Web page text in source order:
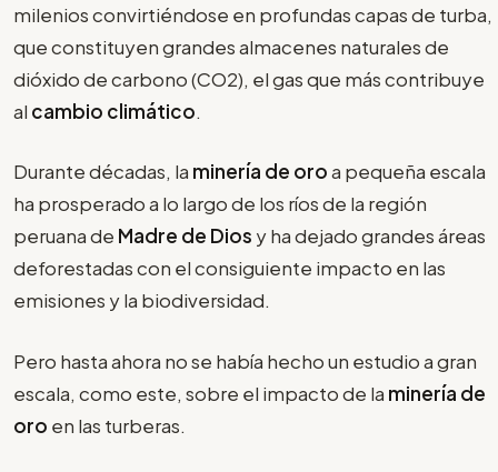
milenios convirtiéndose en profundas capas de turba,
que constituyen grandes almacenes naturales de
dióxido de carbono (CO2), el gas que más contribuye
al cambio climático.
Durante décadas, la minería de oroa pequeña escala
ha prosperado a lo largo de los ríos de la región
peruana de Madre de Dios y ha dejado grandes áreas
deforestadas con el consiguiente impacto en las
emisiones y la biodiversidad.
Pero hasta ahora no se había hecho un estudio a gran
escala, como este, sobre el impacto de la minería de
oro en las turberas.